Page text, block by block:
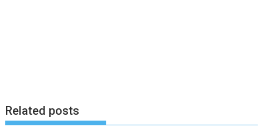
Related posts